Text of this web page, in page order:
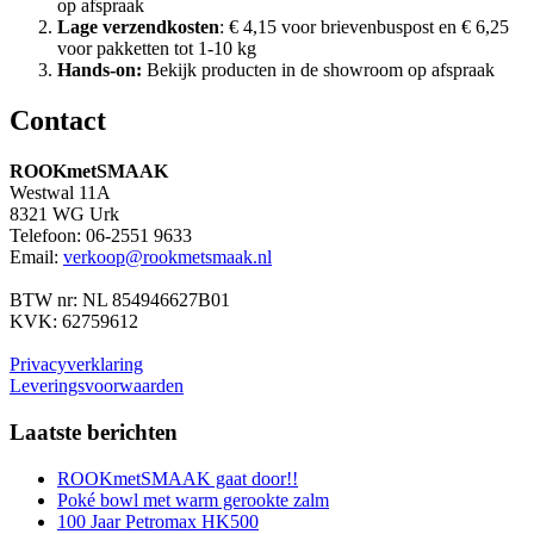
op afspraak
Lage verzendkosten: € 4,15 voor brievenbuspost en € 6,25
voor pakketten tot 1-10 kg
Hands-on: Bekijk producten in de showroom op afspraak
Contact
ROOKmetSMAAK
Westwal 11A
8321 WG Urk
Telefoon: 06-2551 9633
Email: verkoop@rookmetsmaak.nl
BTW nr: NL 854946627B01
KVK: 62759612
Privacyverklaring
Leveringsvoorwaarden
Laatste berichten
ROOKmetSMAAK gaat door!!
Poké bowl met warm gerookte zalm
100 Jaar Petromax HK500